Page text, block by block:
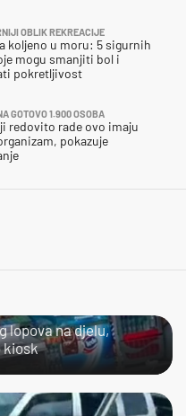
OBLIK REKREACIJE
koljeno u moru: 5 sigurnih
mogu smanjiti bol i
pokretljivost
GOTOVO 1.900 OSOBA
redovito rade ovo imaju
pokazuje
lopova na djelu,
kiosk